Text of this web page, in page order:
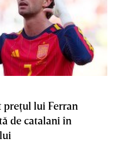
preţul lui Ferran
de catalani în